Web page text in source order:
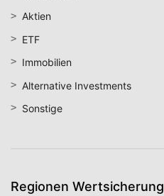
Aktien
ETF
Immobilien
Alternative Investments
Sonstige
Regionen Wertsicherung